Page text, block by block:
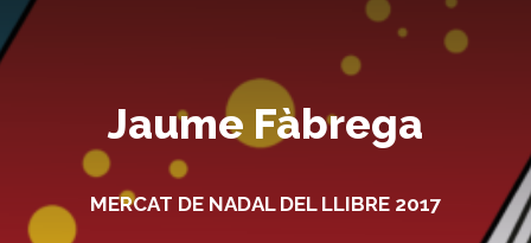
Jaume Fàbrega
MERCAT DE NADAL DEL LLIBRE 2017